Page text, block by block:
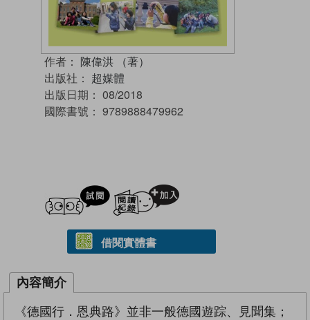
作者： 陳偉洪 （著）
出版社： 超媒體
出版日期： 08/2018
國際書號： 9789888479962
試閲
借閱實體書
內容簡介
《德國行．恩典路》並非一般德國遊踪、見聞集；